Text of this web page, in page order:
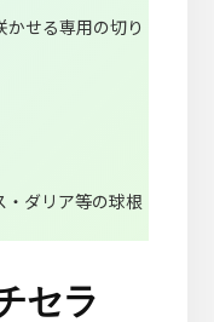
せる専用の切り
・ダリア等の球根
セラ